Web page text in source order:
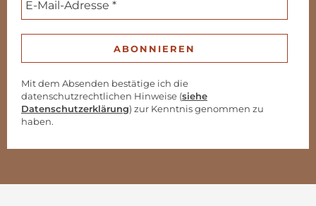
Mit dem Absenden bestätige ich die
datenschutzrechtlichen Hinweise (siehe
Datenschutzerklärung) zur Kenntnis genommen zu
haben.